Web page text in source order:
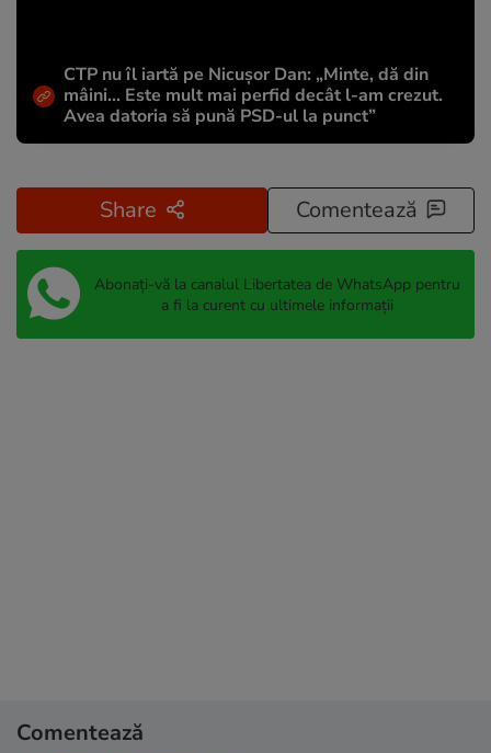
CTP nu îl iartă pe Nicușor Dan: „Minte, dă din
mâini... Este mult mai perfid decât l-am crezut.
Avea datoria să pună PSD-ul la punct”
Share Comentează
Abonați-vă la canalul Libertatea de WhatsApp pentru
a fi la curent cu ultimele informații
Comentează